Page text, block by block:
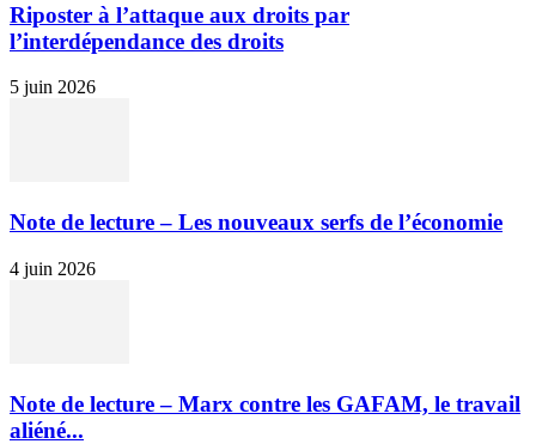
Riposter à l’attaque aux droits par
l’interdépendance des droits
5 juin 2026
Note de lecture – Les nouveaux serfs de l’économie
4 juin 2026
Note de lecture – Marx contre les GAFAM, le travail
aliéné...